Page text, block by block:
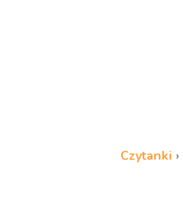
Czytanki ›